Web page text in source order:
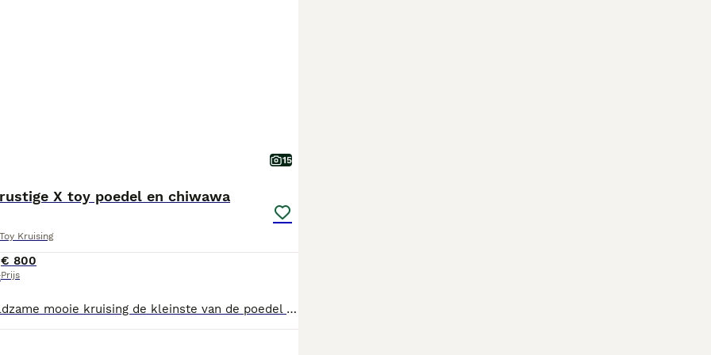
15
X toy poedel en chiwawa
Kruising
€ 800
Prijs
Lieve Chipoo Zeldzame mooie kruising de kleinste van de poedel tot mini en de chiwawa We zijn gechipt ontwormt en gevaccineerd Mogen per direct t nestje verlaten Opgegroeid met mama in huis met kinderen We zijn sociaal en aanhankelijk We hebben nog 3 puppy’s 1 teefje en 2 reutjes super lief en knap vonden wijzelf